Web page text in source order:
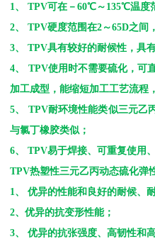
1 、TPV可在－60℃～ 135℃温度
2、TPV硬度范围在2 ～65D之间
3、TPV具有较好的耐候性，具
4、 TPV使用时不需要硫化，可
加工成型，能缩短加工工艺流程
5、 TPV耐环境性能类似三元乙
与氯丁橡胶类似；
6、TPV易于焊接、可重复使用、
TPV热塑性三元乙丙动态硫化弹
1 、 优异的性能和良好的耐候、
2、优异的抗变形性能；
3、 优异的抗张强度、高韧性和